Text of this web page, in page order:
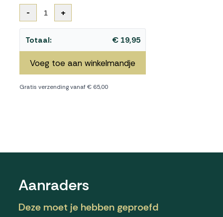
- 1 +
Totaal: € 19,95
Voeg toe aan winkelmandje
Gratis verzending vanaf € 65,00
Aanraders
Deze moet je hebben geproefd